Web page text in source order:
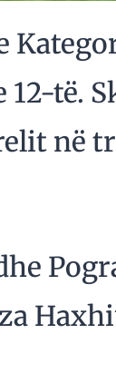
12-të.
në